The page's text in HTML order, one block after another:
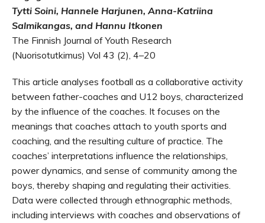
Tytti Soini, Hannele Harjunen, Anna-Katriina
Salmikangas, and Hannu Itkonen
The Finnish Journal of Youth Research
(Nuorisotutkimus) Vol 43 (2), 4–20
This article analyses football as a collaborative activity
between father-coaches and U12 boys, characterized
by the influence of the coaches. It focuses on the
meanings that coaches attach to youth sports and
coaching, and the resulting culture of practice. The
coaches’ interpretations influence the relationships,
power dynamics, and sense of community among the
boys, thereby shaping and regulating their activities.
Data were collected through ethnographic methods,
including interviews with coaches and observations of